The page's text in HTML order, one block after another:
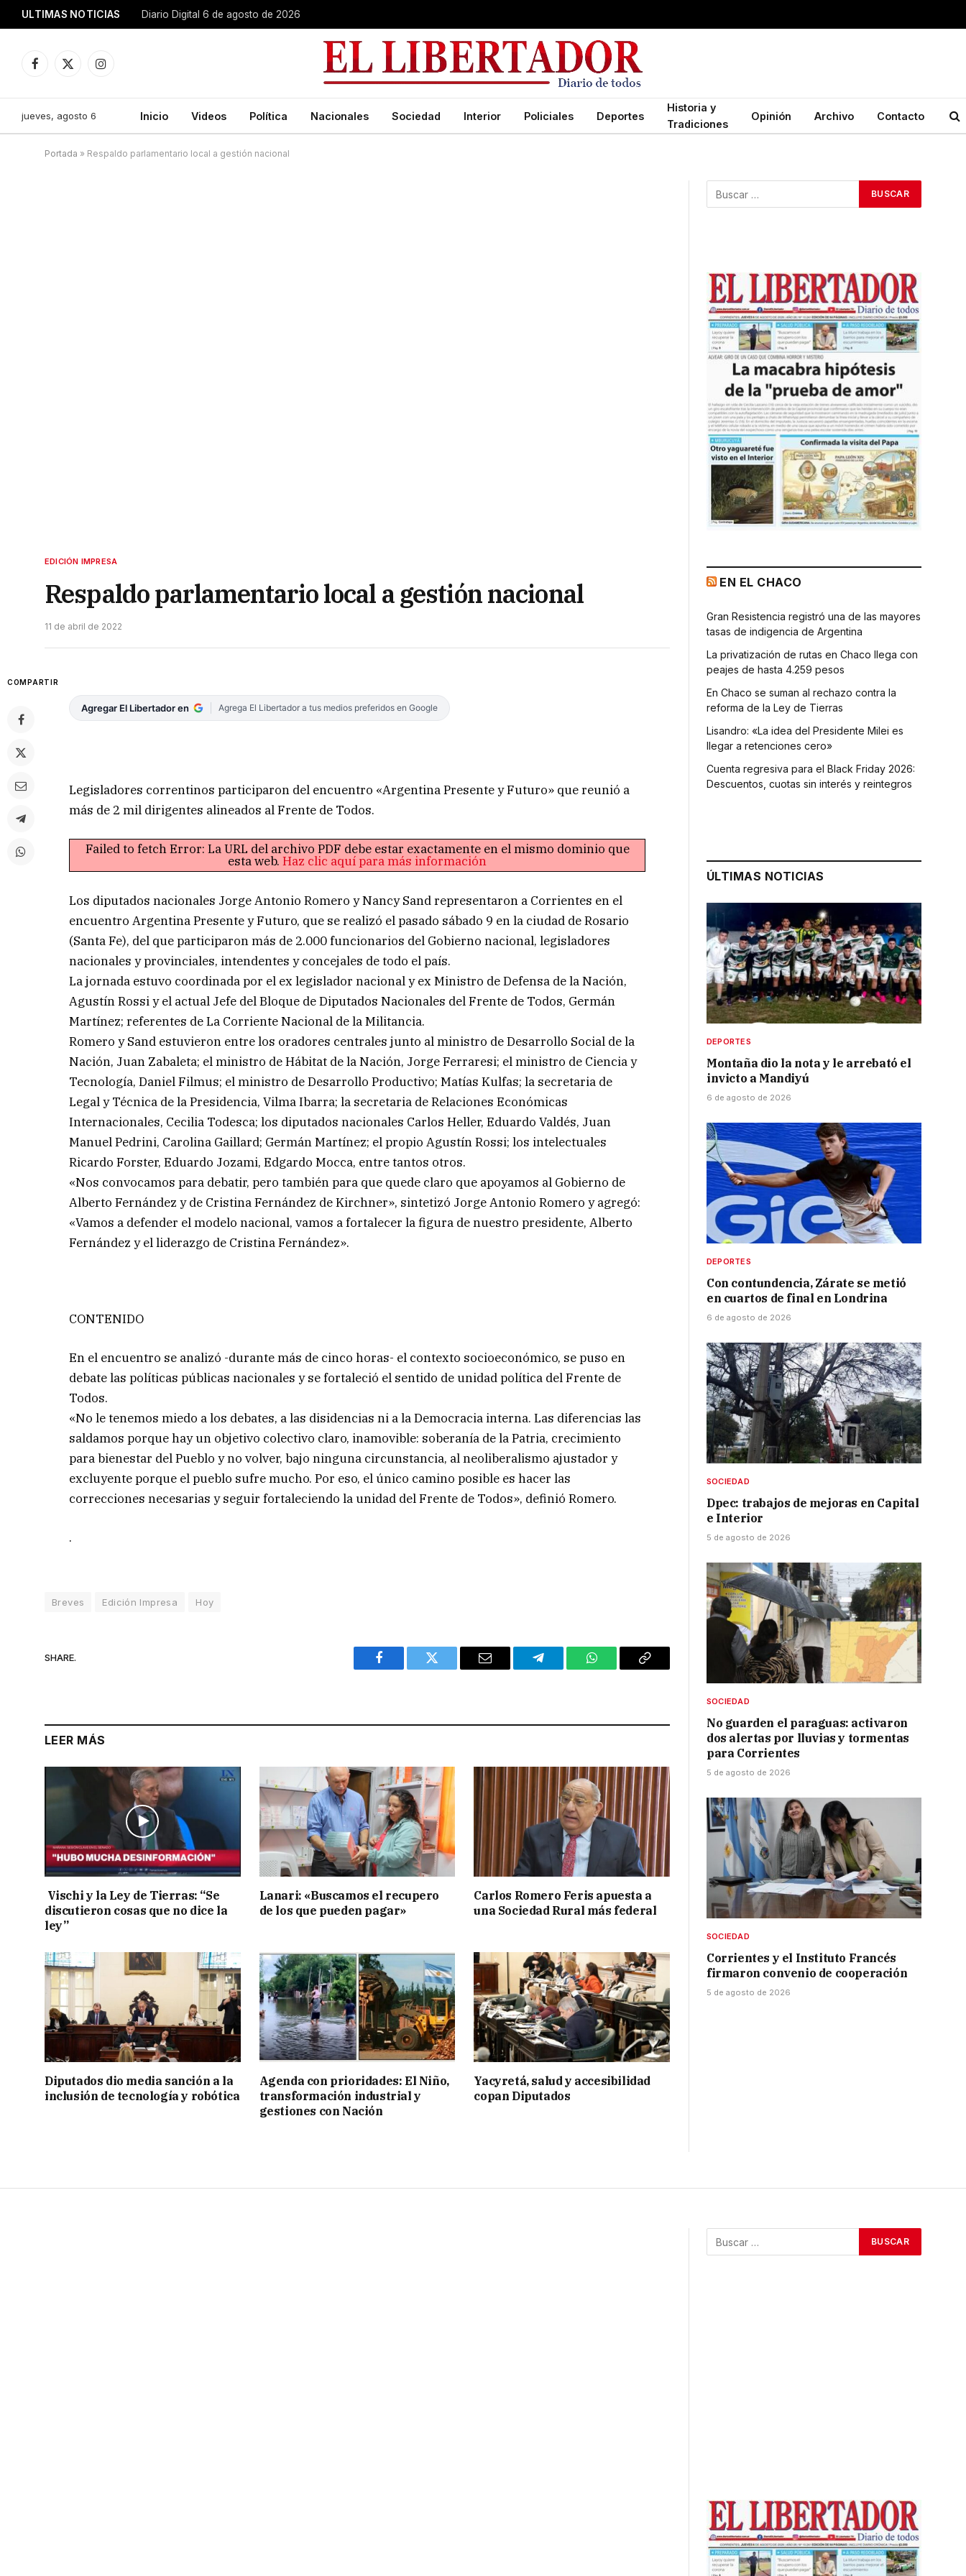
ULTIMAS NOTICIAS Diario Digital 6 de agosto de 2026
Facebook
X
Instagram
jueves, agosto 6 Inicio Videos Política Nacionales Sociedad Interior Policiales Deportes
Historia y
Tradiciones
Opinión Archivo Contacto
Portada » Respaldo parlamentario local a gestión nacional
EDICIÓN IMPRESA
Respaldo parlamentario local a gestión nacional
11 de abril de 2022
COMPARTIR
Agregar El Libertador en Agrega El Libertador a tus medios preferidos en Google
Legisladores correntinos participaron del encuentro «Argentina Presente y Futuro» que reunió a
más de 2 mil dirigentes alineados al Frente de Todos.
Failed to fetch Error: La URL del archivo PDF debe estar exactamente en el mismo dominio que
esta web. Haz clic aquí para más información
Los diputados nacionales Jorge Antonio Romero y Nancy Sand representaron a Corrientes en el
encuentro Argentina Presente y Futuro, que se realizó el pasado sábado 9 en la ciudad de Rosario
(Santa Fe), del que participaron más de 2.000 funcionarios del Gobierno nacional, legisladores
nacionales y provinciales, intendentes y concejales de todo el país.
La jornada estuvo coordinada por el ex legislador nacional y ex Ministro de Defensa de la Nación,
Agustín Rossi y el actual Jefe del Bloque de Diputados Nacionales del Frente de Todos, Germán
Martínez; referentes de La Corriente Nacional de la Militancia.
Romero y Sand estuvieron entre los oradores centrales junto al ministro de Desarrollo Social de la
Nación, Juan Zabaleta; el ministro de Hábitat de la Nación, Jorge Ferraresi; el ministro de Ciencia y
Tecnología, Daniel Filmus; el ministro de Desarrollo Productivo; Matías Kulfas; la secretaria de
Legal y Técnica de la Presidencia, Vilma Ibarra; la secretaria de Relaciones Económicas
Internacionales, Cecilia Todesca; los diputados nacionales Carlos Heller, Eduardo Valdés, Juan
Manuel Pedrini, Carolina Gaillard; Germán Martínez; el propio Agustín Rossi; los intelectuales
Ricardo Forster, Eduardo Jozami, Edgardo Mocca, entre tantos otros.
«Nos convocamos para debatir, pero también para que quede claro que apoyamos al Gobierno de
Alberto Fernández y de Cristina Fernández de Kirchner», sintetizó Jorge Antonio Romero y agregó:
«Vamos a defender el modelo nacional, vamos a fortalecer la figura de nuestro presidente, Alberto
Fernández y el liderazgo de Cristina Fernández».
CONTENIDO
En el encuentro se analizó -durante más de cinco horas- el contexto socioeconómico, se puso en
debate las políticas públicas nacionales y se fortaleció el sentido de unidad política del Frente de
Todos.
«No le tenemos miedo a los debates, a las disidencias ni a la Democracia interna. Las diferencias las
saldamos porque hay un objetivo colectivo claro, inamovible: soberanía de la Patria, crecimiento
para bienestar del Pueblo y no volver, bajo ninguna circunstancia, al neoliberalismo ajustador y
excluyente porque el pueblo sufre mucho. Por eso, el único camino posible es hacer las
correcciones necesarias y seguir fortaleciendo la unidad del Frente de Todos», definió Romero.
.
Breves Edición Impresa Hoy
SHARE.
Facebook Twitter Email Telegram WhatsAppCopy
LEER MÁS
Vischi y la Ley de Tierras: “Se
discutieron cosas que no dice la
ley”
Lanari: «Buscamos el recupero
de los que pueden pagar»
Carlos Romero Feris apuesta a
una Sociedad Rural más federal
Diputados dio media sanción a la
inclusión de tecnología y robótica
Agenda con prioridades: El Niño,
transformación industrial y
gestiones con Nación
Yacyretá, salud y accesibilidad
copan Diputados
EN EL CHACO
Gran Resistencia registró una de las mayores
tasas de indigencia de Argentina
La privatización de rutas en Chaco llega con
peajes de hasta 4.259 pesos
En Chaco se suman al rechazo contra la
reforma de la Ley de Tierras
Lisandro: «La idea del Presidente Milei es
llegar a retenciones cero»
Cuenta regresiva para el Black Friday 2026:
Descuentos, cuotas sin interés y reintegros
ÚLTIMAS NOTICIAS
DEPORTES
Montaña dio la nota y le arrebató el
invicto a Mandiyú
6 de agosto de 2026
DEPORTES
Con contundencia, Zárate se metió
en cuartos de final en Londrina
6 de agosto de 2026
SOCIEDAD
Dpec: trabajos de mejoras en Capital
e Interior
5 de agosto de 2026
SOCIEDAD
No guarden el paraguas: activaron
dos alertas por lluvias y tormentas
para Corrientes
5 de agosto de 2026
SOCIEDAD
Corrientes y el Instituto Francés
firmaron convenio de cooperación
5 de agosto de 2026